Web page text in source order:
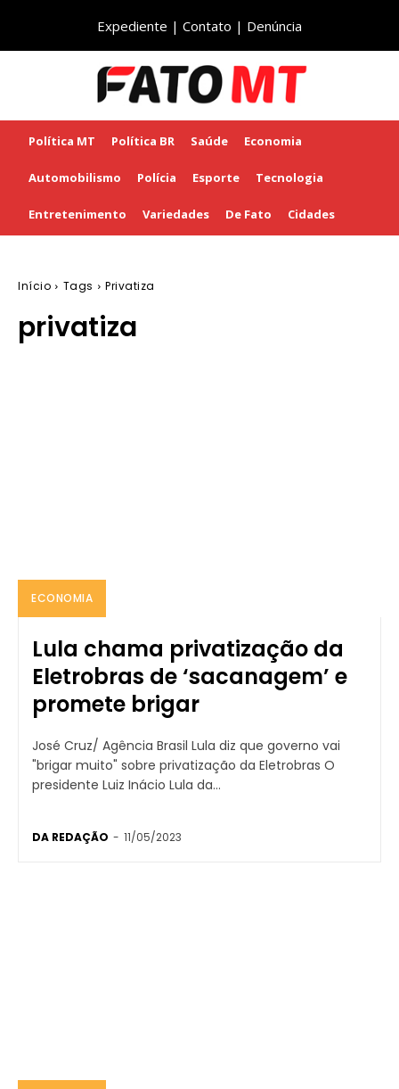
Expediente | Contato | Denúncia
Política MT Política BR Saúde Economia
Automobilismo Polícia Esporte Tecnologia
Entretenimento Variedades De Fato Cidades
Início Tags Privatiza
privatiza
ECONOMIA
Lula chama privatização da
Eletrobras de ‘sacanagem’ e
promete brigar
José Cruz/ Agência Brasil Lula diz que governo vai
"brigar muito" sobre privatização da Eletrobras O
presidente Luiz Inácio Lula da...
DA REDAÇÃO - 11/05/2023